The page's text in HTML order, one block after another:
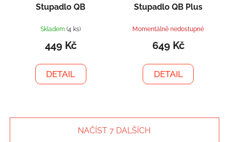
Stupadlo QB
Skladem(4 ks)
449 Kč
DETAIL
Stupadlo QB Plus
Momentálně nedostupné
649 Kč
DETAIL
NAČÍST 7 DALŠÍCH